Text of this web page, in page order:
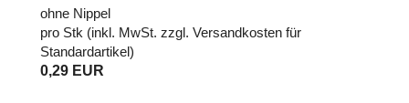
ohne Nippel
pro Stk (inkl. MwSt. zzgl. Versandkosten für
Standardartikel)
0,29 EUR